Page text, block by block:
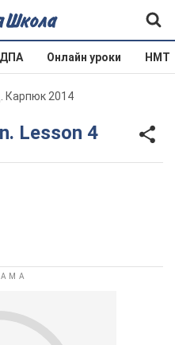
ДПА Онлайн уроки НМТ
Карпюк 2014
Lesson 4